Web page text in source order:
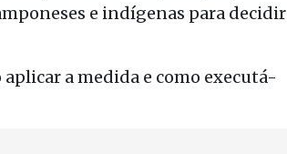
e indígenas para decidir
a medida e como executá-